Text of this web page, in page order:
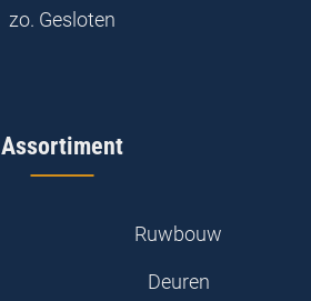
zo. Gesloten
Assortiment
Ruwbouw
Deuren